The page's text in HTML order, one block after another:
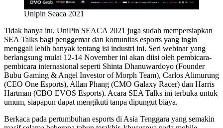
Unipin Seaca 2021
Tidak hanya itu, UniPin SEACA 2021 juga sudah mempersiapkan
SEA Talks bagi penggemar dan komunitas esports yang ingin
menggali lebih banyak tentang isi industri ini. Seri webinar yang
berlangsung mulai 12-14 November ini akan diisi oleh pembicara-
pembicara internasional seperti Shinta Dhanuwardoyo (Founder
Bubu Gaming & Angel Investor of Morph Team), Carlos Alimurung
(CEO One Esports), Allan Phang (CMO Galaxy Racer) dan Harris
Hartman (CBO EVOS Esports). Acara SEA Talks ini terbuka untuk
umum, siapapun dapat mengikuti tanpa dipungut biaya.
Berkaca pada pertumbuhan esports di Asia Tenggara yang semakin